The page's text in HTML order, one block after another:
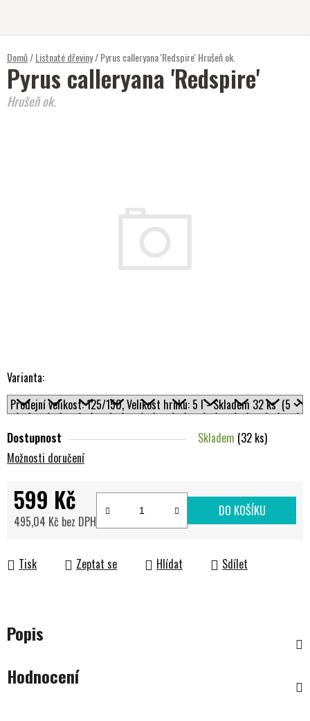
Domů/Listnaté dřeviny/Pyrus calleryana 'Redspire'Hrušeň ok.
Varianta:
Dostupnost Skladem (32 ks)
Možnosti doručení
599 Kč
495,04 Kč bez DPH
DO KOŠÍKU
Tisk Zeptat se Hlídat Sdílet
Pyrus calleryana 'Redspire'
Hrušeň ok.
Popis
Hodnocení